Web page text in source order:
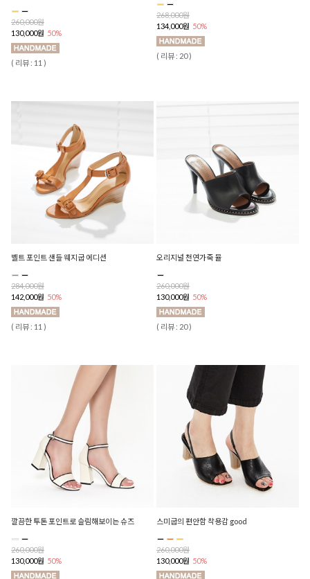
260,000원
130,000원 50%
( 리뷰 : 11 )
268,000원
134,000원 50%
( 리뷰 : 20 )
벨트 포인트 샌들 웨지굽 에디션
284,000원
142,000원 50%
( 리뷰 : 11 )
오리지널 천연가죽 뮬
260,000원
130,000원 50%
( 리뷰 : 20 )
깔끔한 투톤 포인트로 슬림해보이는 슈즈
260,000원
130,000원 50%
스미굽의 편안함 착용감 good
260,000원
130,000원 50%